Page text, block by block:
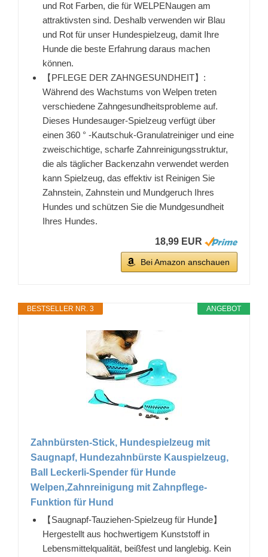
und Rot Farben, die für WELPENaugen am
attraktivsten sind. Deshalb verwenden wir Blau
und Rot für unser Hundespielzeug, damit Ihre
Hunde die beste Erfahrung daraus machen
können.
【PFLEGE DER ZAHNGESUNDHEIT】:
Während des Wachstums von Welpen treten
verschiedene Zahngesundheitsprobleme auf.
Dieses Hundesauger-Spielzeug verfügt über
einen 360 ° -Kautschuk-Granulatreiniger und eine
zweischichtige, scharfe Zahnreinigungsstruktur,
die als täglicher Backenzahn verwendet werden
kann Spielzeug, das effektiv ist Reinigen Sie
Zahnstein, Zahnstein und Mundgeruch Ihres
Hundes und schützen Sie die Mundgesundheit
Ihres Hundes.
18,99 EUR
Bei Amazon anschauen
ANGEBOT
BESTSELLER NR. 3
Zahnbürsten-Stick, Hundespielzeug mit
Saugnapf, Hundezahnbürste Kauspielzeug,
Ball Leckerli-Spender für Hunde
Welpen,Zahnreinigung mit Zahnpflege-
Funktion für Hund
【Saugnapf-Tauziehen-Spielzeug für Hunde】
Hergestellt aus hochwertigem Kunststoff in
Lebensmittelqualität, beißfest und langlebig. Kein